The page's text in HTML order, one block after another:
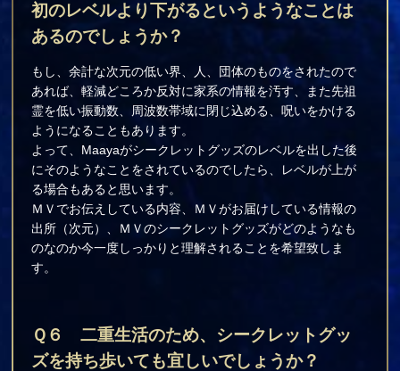
初のレベルより下がるというようなことは
あるのでしょうか？
もし、余計な次元の低い界、人、団体のものをされたので
あれば、軽減どころか反対に家系の情報を汚す、また先祖
霊を低い振動数、周波数帯域に閉じ込める、呪いをかける
ようになることもあります。
よって、Maayaがシークレットグッズのレベルを出した後
にそのようなことをされているのでしたら、レベルが上が
る場合もあると思います。
ＭＶでお伝えしている内容、ＭＶがお届けしている情報の
出所（次元）、ＭＶのシークレットグッズがどのようなも
のなのか今一度しっかりと理解されることを希望致しま
す。
Ｑ６ 二重生活のため、シークレットグッ
ズを持ち歩いても宜しいでしょうか？